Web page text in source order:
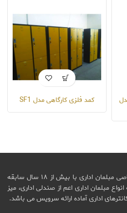
کمد فلزی کارگاهی مدل SF1
گروه صنعتی هیراد طراح اختصاصی مبلمان اداری با بیش از ۱۸ سال سابقه
مبلمان اداری اعم از صندلی اداری، میز
اداری آماده ارائه سرویس می باشد.